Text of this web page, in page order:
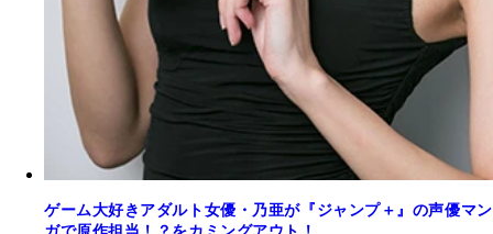
ゲーム大好きアダルト女優・乃亜が『ジャンプ＋』の声優マン